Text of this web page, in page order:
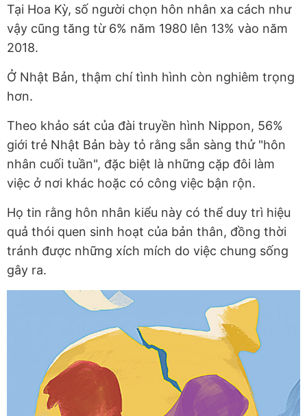
Tại Hoa Kỳ, số người chọn hôn nhân xa cách như
vậy cũng tăng từ 6% năm 1980 lên 13% vào năm
2018.
Ở Nhật Bản, thậm chí tình hình còn nghiêm trọng
hơn.
Theo khảo sát của đài truyền hình Nippon, 56%
giới trẻ Nhật Bản bày tỏ rằng sẵn sàng thử "hôn
nhân cuối tuần", đặc biệt là những cặp đôi làm
việc ở nơi khác hoặc có công việc bận rộn.
Họ tin rằng hôn nhân kiểu này có thể duy trì hiệu
quả thói quen sinh hoạt của bản thân, đồng thời
tránh được những xích mích do việc chung sống
gây ra.